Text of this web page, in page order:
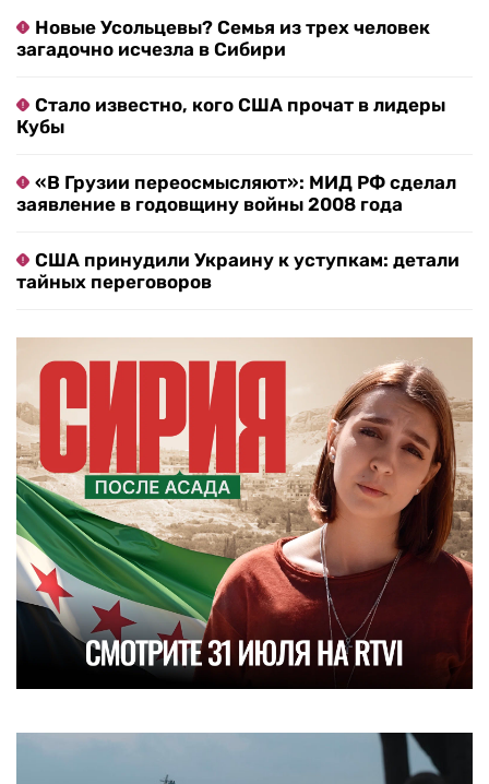
Новые Усольцевы? Семья из трех человек
загадочно исчезла в Сибири
Стало известно, кого США прочат в лидеры
Кубы
«В Грузии переосмысляют»: МИД РФ сделал
заявление в годовщину войны 2008 года
США принудили Украину к уступкам: детали
тайных переговоров